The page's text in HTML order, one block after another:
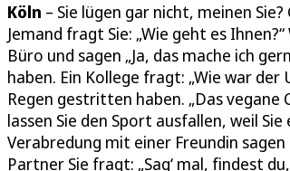
Köln – Sie lügen gar nicht, meinen
Jemand fragt Sie: „Wie geht es
Büro und sagen „Ja, das mache ich
haben. Ein Kollege fragt: „Wie war der
Regen gestritten haben. „Das vegane
lassen Sie den Sport ausfallen, weil
Verabredung mit einer Freundin
Partner Sie fragt: „Sag‘ mal, findest